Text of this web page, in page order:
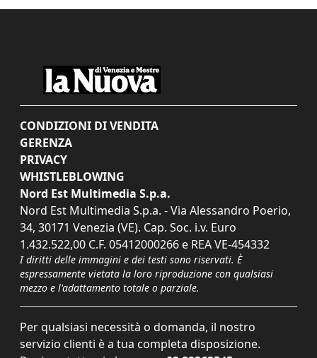
CONDIZIONI DI VENDITA
GERENZA
PRIVACY
WHISTLEBLOWING
Nord Est Multimedia S.p.a.
Nord Est Multimedia S.p.a. - Via Alessandro Poerio,
34, 30171 Venezia (VE). Cap. Soc. i.v. Euro
1.432.522,00 C.F. 05412000266 e REA VE-454332
I diritti delle immagini e dei testi sono riservati. È
espressamente vietata la loro riproduzione con qualsiasi
mezzo e l'adattamento totale o parziale.
Per qualsiasi necessità o domanda, il nostro
servizio clienti è a tua completa disposizione.